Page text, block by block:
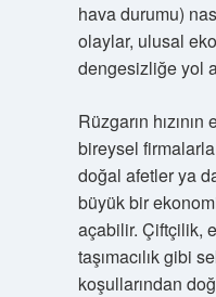
hava durumu)
olaylar, ulusal
dengesizliğe yol
Rüzgarın
bireysel firmalarla
doğal afetler ya
büyük bir
açabilir. Çiftçilik,
taşımacılık gibi
koşullarından